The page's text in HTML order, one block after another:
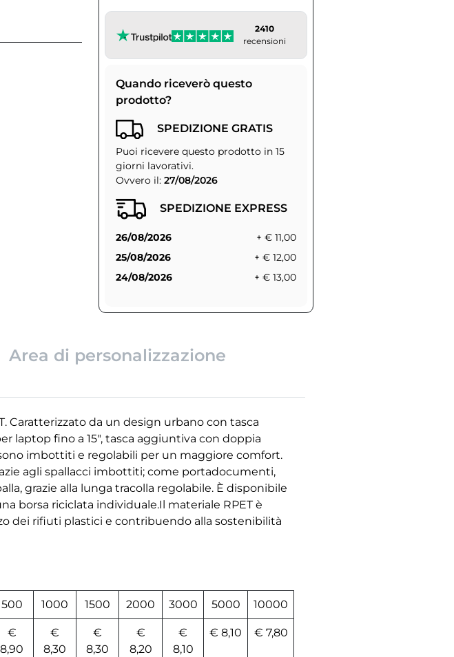
2410
recensioni
Quando riceverò questo
prodotto?
SPEDIZIONE GRATIS
Puoi ricevere questo prodotto in 15
giorni lavorativi.
Ovvero il: 27/08/2026
SPEDIZIONE EXPRESS
26/08/2026
+ € 11,00
25/08/2026
+ € 12,00
24/08/2026
+ € 13,00
Area di personalizzazione
Caratterizzato da un design urbano con tasca
laptop fino a 15", tasca aggiuntiva con doppia
imbottiti e regolabili per un maggiore comfort.
agli spallacci imbottiti; come portadocumenti,
grazie alla lunga tracolla regolabile. È disponibile
borsa riciclata individuale.Il materiale RPET è
dei rifiuti plastici e contribuendo alla sostenibilità
500 1000 1500 2000 3000 5000 10000
€
8,90
€
8,30
€
8,30
€
8,20
€
8,10
€ 8,10 € 7,80